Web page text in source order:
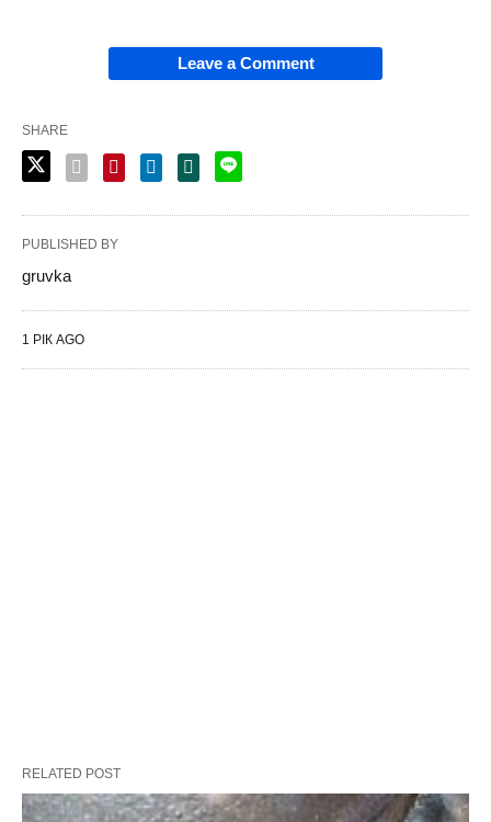
Leave a Comment
SHARE
PUBLISHED BY
gruvka
1 РІК AGO
RELATED POST